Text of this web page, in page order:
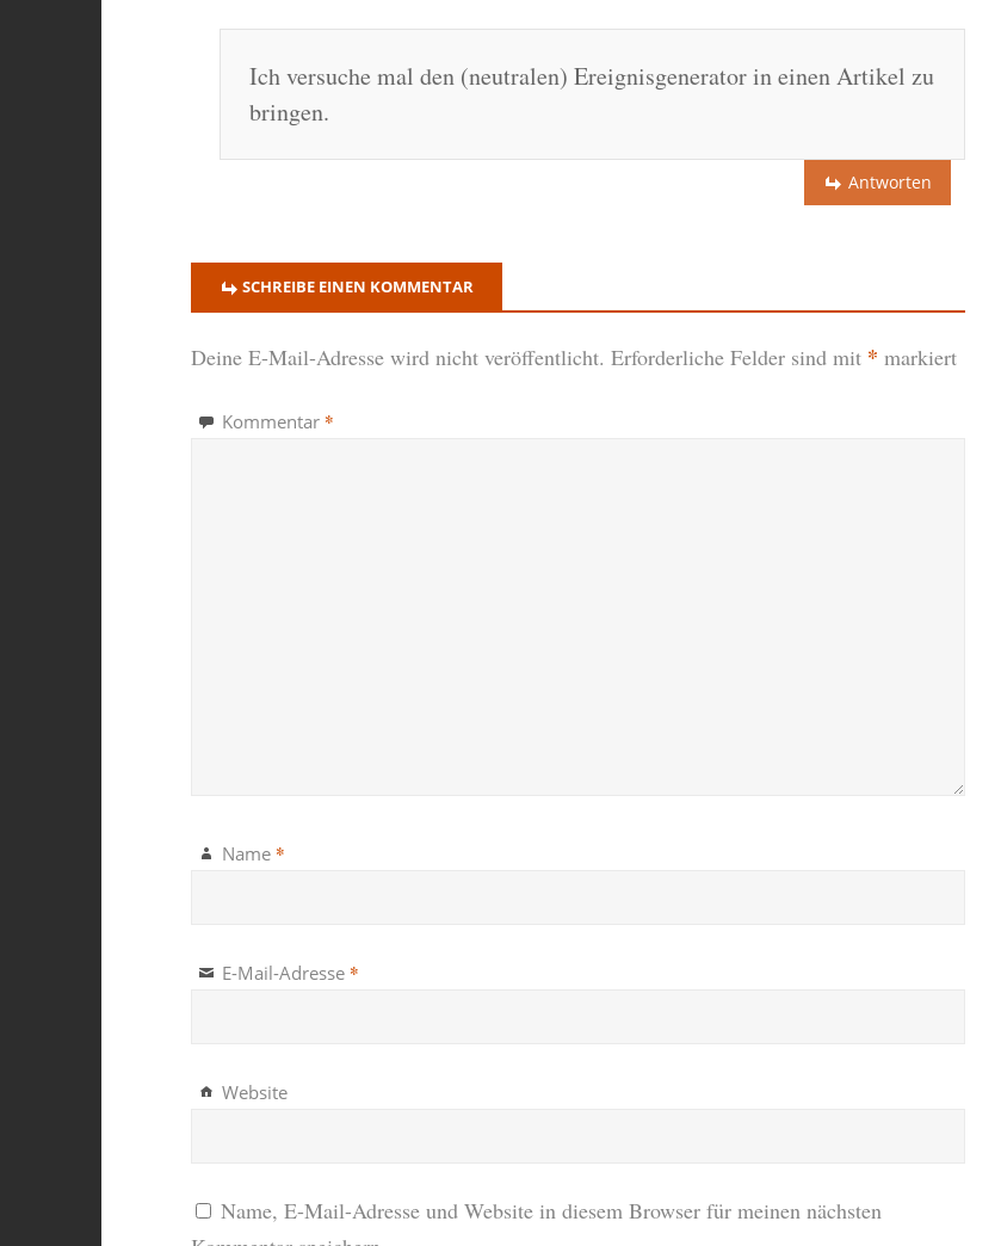
Ich versuche mal den (neutralen) Ereignisgenerator in einen Artikel zu
bringen.
Antworten
SCHREIBE EINEN KOMMENTAR
Deine E-Mail-Adresse wird nicht veröffentlicht. Erforderliche Felder sind mit * markiert
Kommentar *
Name *
E-Mail-Adresse *
Website
Name, E-Mail-Adresse und Website in diesem Browser für meinen nächsten